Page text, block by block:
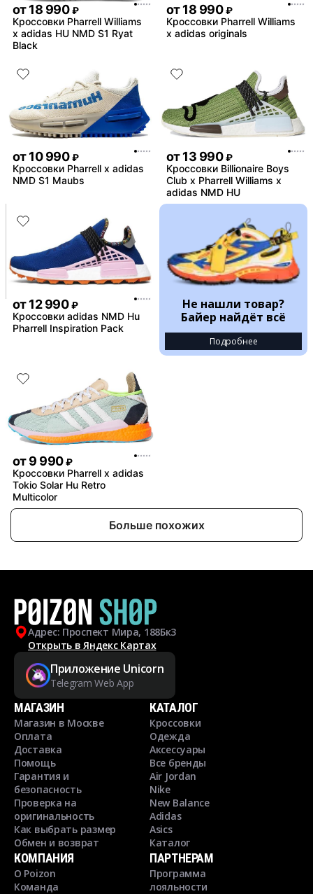
от18 990 ₽
Кроссовки Pharrell Williams
x adidas HU NMD S1 Ryat
Black
от18 990 ₽
Кроссовки Pharrell Williams
x adidas originals
от10 990 ₽
Кроссовки Pharrell x adidas
NMD S1 Maubs
от13 990 ₽
Кроссовки Billionaire Boys
Club x Pharrell Williams x
adidas NMD HU
от12 990 ₽
Кроссовки adidas NMD Hu
Pharrell Inspiration Pack
Не нашли товар?
Байер найдёт всё
Подробнее
от9 990 ₽
Кроссовки Pharrell x adidas
Tokio Solar Hu Retro
Multicolor
Больше похожих
Адрес: Проспект Мира, 188Бк3
Открыть в Яндекс Картах
Приложение Unicorn
Telegram Web App
МАГАЗИН
Магазин в Москве
Оплата
Доставка
Помощь
Гарантия и
безопасность
Проверка на
оригинальность
Как выбрать размер
Обмен и возврат
КАТАЛОГ
Кроссовки
Одежда
Аксессуары
Все бренды
Air Jordan
Nike
New Balance
Adidas
Asics
Каталог
КОМПАНИЯ
О Poizon
Команда
ПАРТНЕРАМ
Программа
лояльности